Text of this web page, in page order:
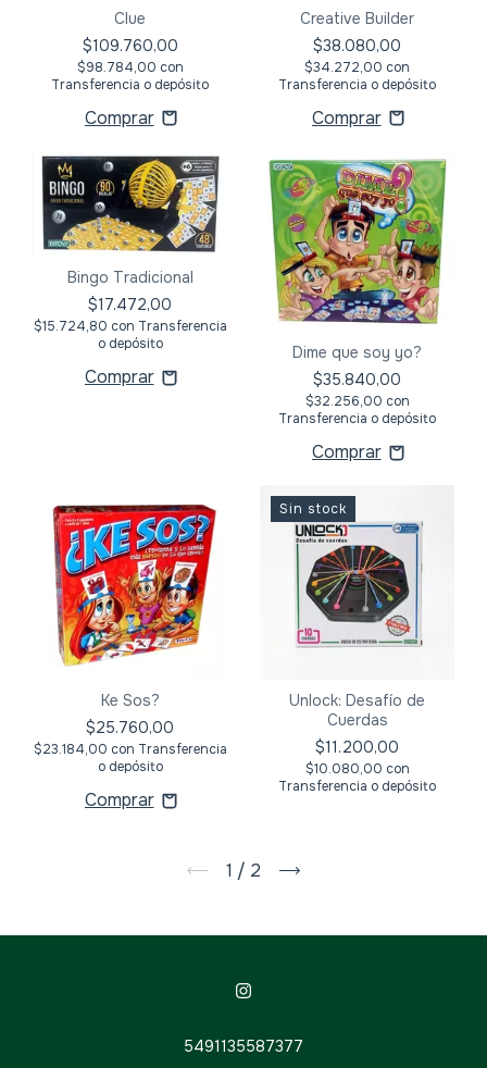
Clue
$109.760,00
$98.784,00 con
Transferencia o depósito
Creative Builder
$38.080,00
$34.272,00 con
Transferencia o depósito
Bingo Tradicional
$17.472,00
$15.724,80 con Transferencia
o depósito
Dime que soy yo?
$35.840,00
$32.256,00 con
Transferencia o depósito
Ke Sos?
$25.760,00
$23.184,00 con Transferencia
o depósito
Sin stock
Unlock: Desafío de
Cuerdas
$11.200,00
$10.080,00 con
Transferencia o depósito
1 / 2
5491135587377